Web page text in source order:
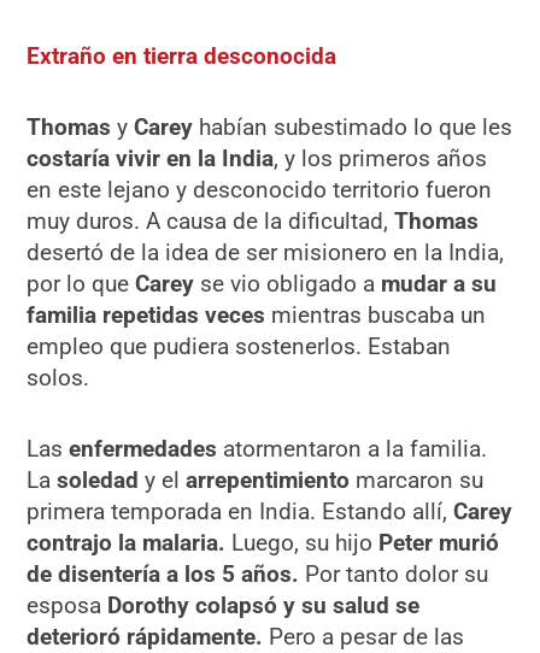
Extraño en tierra desconocida
Thomasy Carey habían subestimado lo que les
costaría vivir en la India, y los primeros años
en este lejano y desconocido territorio fueron
muy duros. A causa de la dificultad,Thomas
desertó de la idea de ser misionero en la India,
por lo queCarey se vio obligado a mudar a su
familia repetidas veces mientras buscaba un
empleo que pudiera sostenerlos. Estaban
solos.
Las enfermedades atormentaron a la familia.
La soledady el arrepentimiento marcaron su
primera temporada en India. Estando allí, Carey
contrajo la malaria. Luego, su hijo Peter murió
de disentería a los 5 años. Por tanto dolor su
esposa Dorothy colapsó y su salud se
deterioró rápidamente. Pero a pesar de las